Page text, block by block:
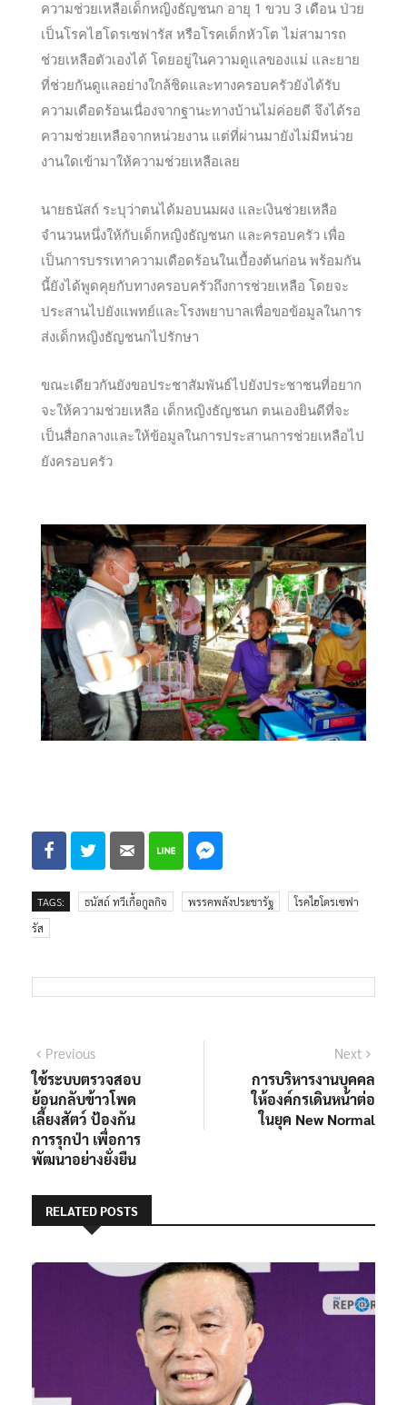
ความช่วยเหลือเด็กหญิงธัญชนก อายุ 1 ขวบ 3 เดือน ป่วย
เป็นโรคไฮโดรเซฟารัส หรือโรคเด็กหัวโต ไม่สามารถ
ช่วยเหลือตัวเองได้ โดยอยู่ในความดูแลของแม่ และยาย
ที่ช่วยกันดูแลอย่างใกล้ชิดและทางครอบครัวยังได้รับ
ความเดือดร้อนเนื่องจากฐานะทางบ้านไม่ค่อยดี จึงได้รอ
ความช่วยเหลือจากหน่วยงาน แต่ที่ผ่านมายังไม่มีหน่วย
งานใดเข้ามาให้ความช่วยเหลือเลย
นายธนัสถ์ ระบุว่าตนได้มอบนมผง และเงินช่วยเหลือ
จำนวนหนึ่งให้กับเด็กหญิงธัญชนก และครอบครัว เพื่อ
เป็นการบรรเทาความเดือดร้อนในเบื้องต้นก่อน พร้อมกัน
นี้ยังได้พูดคุยกับทางครอบครัวถึงการช่วยเหลือ โดยจะ
ประสานไปยังแพทย์และโรงพยาบาลเพื่อขอข้อมูลในการ
ส่งเด็กหญิงธัญชนกไปรักษา
ขณะเดียวกันยังขอประชาสัมพันธ์ไปยังประชาชนที่อยาก
จะให้ความช่วยเหลือ เด็กหญิงธัญชนก ตนเองยินดีที่จะ
เป็นสื่อกลางและให้ข้อมูลในการประสานการช่วยเหลือไป
ยังครอบครัว
TAGS: ธนัสถ์ ทวีเกื้อกูลกิจ พรรคพลังประชารัฐ
โรคไฮโดรเซฟา
รัส
Previous
ใช้ระบบตรวจสอบ
ย้อนกลับข้าวโพด
เลี้ยงสัตว์ ป้องกัน
การรุกป่า เพื่อการ
พัฒนาอย่างยั่งยืน
Next
การบริหารงานบุคคล
ให้องค์กรเดินหน้าต่อ
ในยุค New Normal
RELATED POSTS